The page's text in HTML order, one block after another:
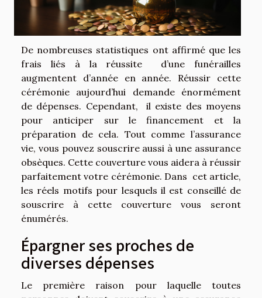
De nombreuses statistiques ont affirmé que les
frais liés à la réussite d’une funérailles
augmentent d’année en année. Réussir cette
cérémonie aujourd’hui demande énormément
de dépenses. Cependant, il existe des moyens
pour anticiper sur le financement et la
préparation de cela. Tout comme l’assurance
vie, vous pouvez souscrire aussi à une assurance
obsèques. Cette couverture vous aidera à réussir
parfaitement votre cérémonie. Dans cet article,
les réels motifs pour lesquels il est conseillé de
souscrire à cette couverture vous seront
énumérés.
Épargner ses proches de
diverses dépenses
Le première raison pour laquelle toutes